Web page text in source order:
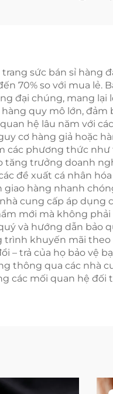
sức bán sỉ
70% so với mua
đại chúng, mang lại
quy mô lớn,
hệ lâu năm với
cơ hàng giả hoặc
các phương thức
tăng trưởng doanh
đề xuất cá nhân
giao hàng nhanh
cung cấp áp dụng
mới mà không
và hướng dẫn bảo
khuyến mãi
– trả của họ bảo vệ
thông qua các nhà
các mối quan hệ